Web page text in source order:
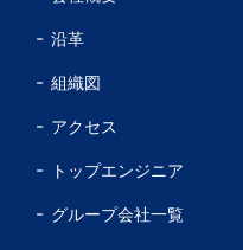
沿革
組織図
アクセス
トップエンジニア
グループ会社一覧